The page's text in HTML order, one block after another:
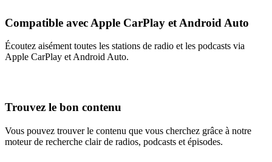
Compatible avec Apple CarPlay et Android Auto
Écoutez aisément toutes les stations de radio et les podcasts via
Apple CarPlay et Android Auto.
Trouvez le bon contenu
Vous pouvez trouver le contenu que vous cherchez grâce à notre
moteur de recherche clair de radios, podcasts et épisodes.